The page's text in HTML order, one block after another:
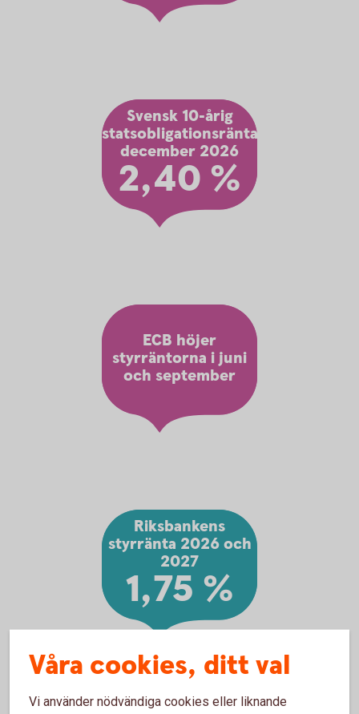
Svensk 10-årig
statsobligationsränta
december 2026
2,40 %
ECB höjer
styrräntorna i juni
och september
Riksbankens
styrränta 2026 och
2027
1,75 %
Våra cookies, ditt val
Vi använder nödvändiga cookies eller liknande